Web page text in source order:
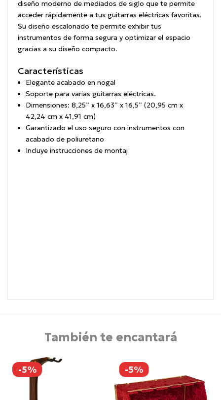
diseño moderno de mediados de siglo que te permite
acceder rápidamente a tus guitarras eléctricas favoritas.
Su diseño escalonado te permite exhibir tus
instrumentos de forma segura y optimizar el espacio
gracias a su diseño compacto.
Características
Elegante acabado en nogal
Soporte para varias guitarras eléctricas.
Dimensiones: 8,25” x 16,63” x 16,5” (20,95 cm x
42,24 cm x 41,91 cm)
Garantizado el uso seguro con instrumentos con
acabado de poliuretano
Incluye instrucciones de montaj
También te encantará
-5% -5%